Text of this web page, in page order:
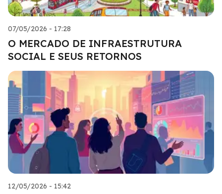
07/05/2026 - 17:28
O MERCADO DE INFRAESTRUTURA
SOCIAL E SEUS RETORNOS
12/05/2026 - 15:42